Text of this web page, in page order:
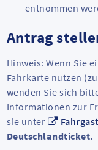
entnommen
Antrag
Hinweis: Wenn Sie
Fahrkarte nutzen
wenden Sie sich
Informationen zur
sie unter
Deutschlandticket.